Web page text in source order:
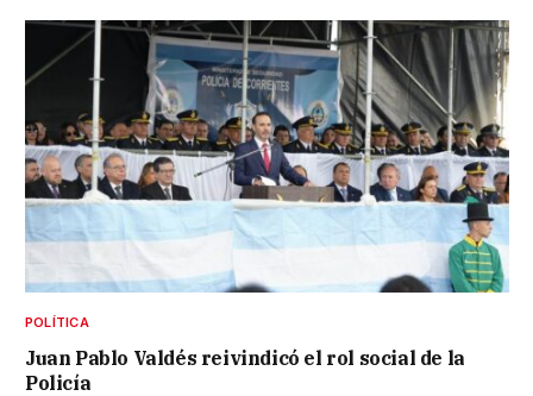
POLÍTICA
Juan Pablo Valdés reivindicó el rol social de la
Policía